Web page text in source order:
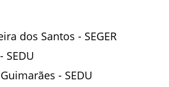
dos Santos - SEGER
SEDU
- SEDU